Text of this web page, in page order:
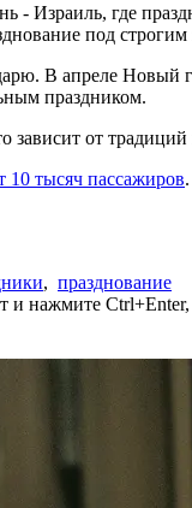
- Израиль, где
под строгим
В апреле Новый
праздником.
зависит от
10 тысяч пассажиров.
, празднование
нажмите